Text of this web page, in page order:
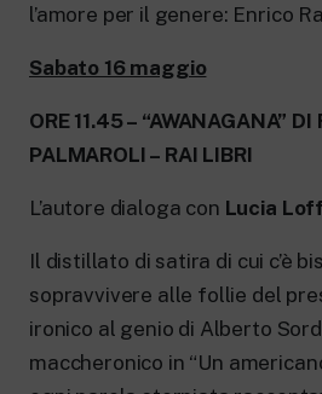
l’amore per il genere: Enrico
Sabato 16 maggio
ORE 11.45 – “AWANAGANA” DI
PALMAROLI – RAI LIBRI
L’autore dialoga con Lucia
Il distillato di satira di cui c’è
sopravvivere alle follie del
ironico al genio di Alberto
maccheronico in “Un